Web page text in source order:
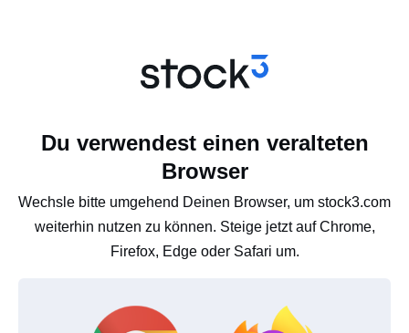
Du verwendest einen veralteten
Browser
Wechsle bitte umgehend Deinen Browser, um stock3.com
weiterhin nutzen zu können. Steige jetzt auf Chrome,
Firefox, Edge oder Safari um.